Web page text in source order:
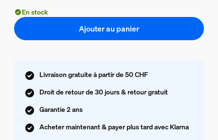
En stock
Ajouter au panier
Livraison gratuite à partir de 50 CHF
Droit de retour de 30 jours & retour gratuit
Garantie 2 ans
Acheter maintenant & payer plus tard avec Klarna